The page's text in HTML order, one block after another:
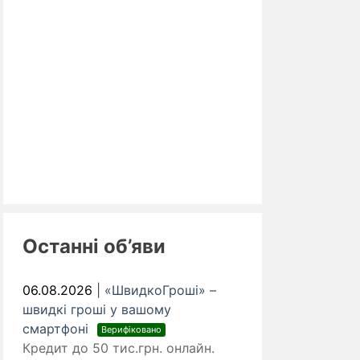
Останні об’яви
06.08.2026
«ШвидкоГроші» –
швидкі гроші у вашому
смартфоні
Верифіковано
Кредит до 50 тис.грн. онлайн.